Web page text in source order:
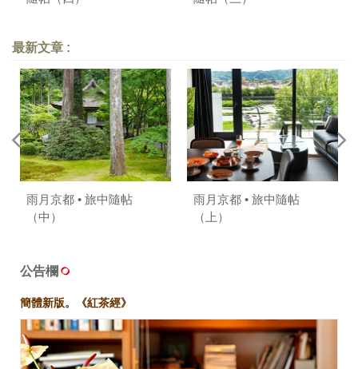
最新文章 :
雨月京都 • 旅中隨帖
（中）
雨月京都 • 旅中隨帖
（上）
公告欄
簡體新版。《紅茶經》